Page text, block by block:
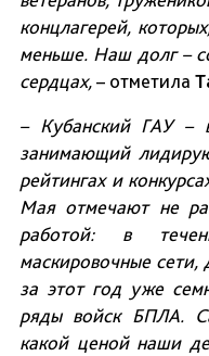
концлагерей,
меньше. Наш долг –
сердцах,– отметила
– Кубанский ГАУ –
занимающий
рейтингах и
Мая отмечают не
работой: в
маскировочные сети,
за этот год уже
ряды войск БПЛА.
какой ценой наши